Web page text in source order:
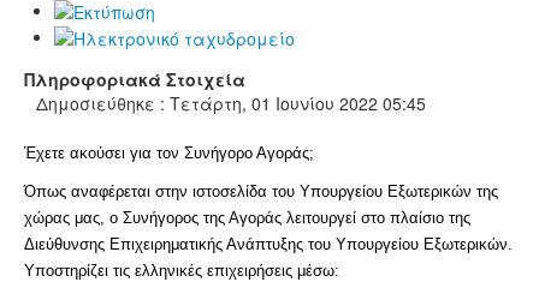
Πληροφοριακά Στοιχεία
Δημοσιεύθηκε : Τετάρτη, 01 Ιουνίου 2022 05:45
Έχετε ακούσει για τον Συνήγορο Αγοράς;
Όπως αναφέρεται στην ιστοσελίδα του Υπουργείου Εξωτερικών της
χώρας μας, ο Συνήγορος της Αγοράς λειτουργεί στο πλαίσιο της
Διεύθυνσης Επιχειρηματικής Ανάπτυξης του Υπουργείου Εξωτερικών.
Υποστηρίζει τις ελληνικές επιχειρήσεις μέσω: